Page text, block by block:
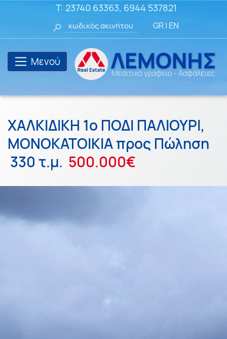
T: 23740 63363, 6944 537821
GR| EN
Μενού
ΧΑΛΚΙΔΙΚΗ 1ο ΠΟΔΙ ΠΑΛΙΟΥΡΙ,
ΜΟΝΟΚΑΤΟΙΚΙΑ προς Πώληση
330 τ.μ. 500.000€